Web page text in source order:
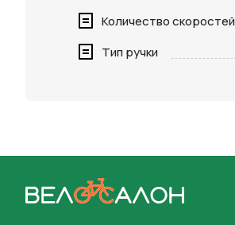
Количество скоростей
Тип ручки